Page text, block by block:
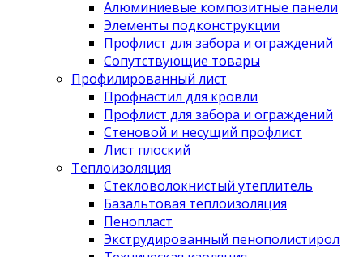
Алюминиевые композитные панели
Элементы подконструкции
Профлист для забора и ограждений
Сопутствующие товары
Профилированный лист
Профнастил для кровли
Профлист для забора и ограждений
Стеновой и несущий профлист
Лист плоский
Теплоизоляция
Стекловолокнистый утеплитель
Базальтовая теплоизоляция
Пенопласт
Экструдированный пенополистирол